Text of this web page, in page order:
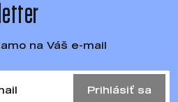
na Váš e-mail
Prihlásiť sa